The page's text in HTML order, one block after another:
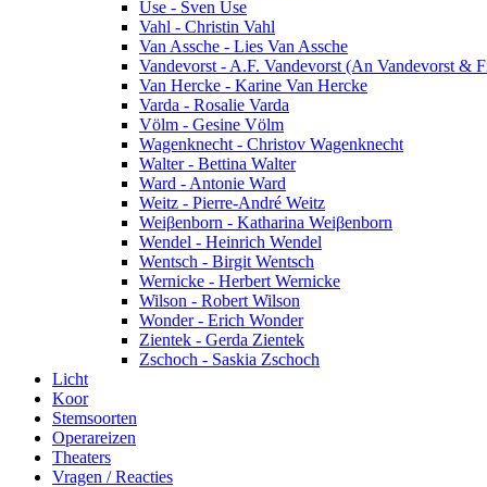
Use - Sven Use
Vahl - Christin Vahl
Van Assche - Lies Van Assche
Vandevorst - A.F. Vandevorst (An Vandevorst &
Van Hercke - Karine Van Hercke
Varda - Rosalie Varda
Völm - Gesine Völm
Wagenknecht - Christov Wagenknecht
Walter - Bettina Walter
Ward - Antonie Ward
Weitz - Pierre-André Weitz
Weiβenborn - Katharina Weiβenborn
Wendel - Heinrich Wendel
Wentsch - Birgit Wentsch
Wernicke - Herbert Wernicke
Wilson - Robert Wilson
Wonder - Erich Wonder
Zientek - Gerda Zientek
Zschoch - Saskia Zschoch
Licht
Koor
Stemsoorten
Operareizen
Theaters
Vragen / Reacties